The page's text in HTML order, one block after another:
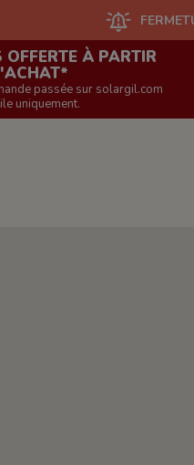
FERMETURE
À PARTIR
passée sur solargil.com
uniquement.